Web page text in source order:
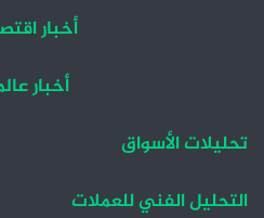
أخبار
أخبار
تحليلات الأسواق
التحليل الفني للعملات